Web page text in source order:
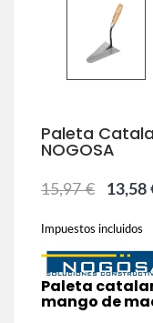
Paleta
NOGOSA
15,97 € 13,58
Impuestos incluidos
Paleta
mango de